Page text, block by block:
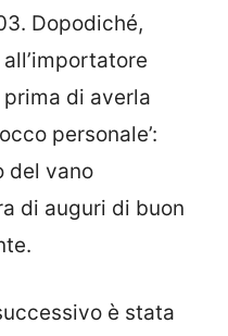
Dopodiché,
prima di averla
personale’:
del vano
di auguri di buon
è stata